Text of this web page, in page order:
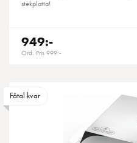
stekplatta!
949:-
Ord. Pris 999:-
Fåtal kvar